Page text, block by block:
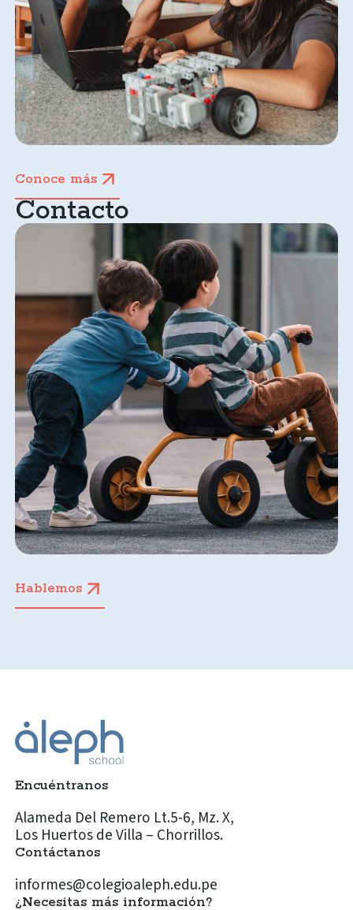
Conoce más
Contacto
Hablemos
Encuéntranos
Alameda Del Remero Lt.5-6, Mz. X,
Los Huertos de Villa – Chorrillos.
Contáctanos
informes@colegioaleph.edu.pe
¿Necesitas más información?